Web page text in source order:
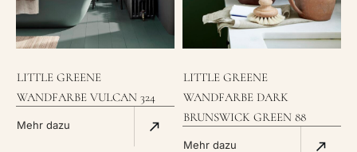
LITTLE GREENE
WANDFARBE VULCAN 324
Mehr dazu
LITTLE GREENE
WANDFARBE DARK
BRUNSWICK GREEN 88
Mehr dazu